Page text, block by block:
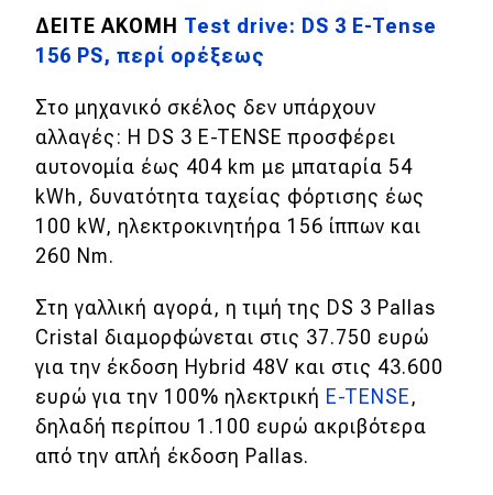
ΔΕΙΤΕ ΑΚΟΜΗ Test drive: DS 3 E-Tense
156 PS, περί ορέξεως
Στο μηχανικό σκέλος δεν υπάρχουν
αλλαγές: Η DS 3 E-TENSE προσφέρει
αυτονομία έως 404 km με μπαταρία 54
kWh, δυνατότητα ταχείας φόρτισης έως
100 kW, ηλεκτροκινητήρα 156 ίππων και
260 Nm.
Στη γαλλική αγορά, η τιμή της DS 3 Pallas
Cristal διαμορφώνεται στις 37.750 ευρώ
για την έκδοση Hybrid 48V και στις 43.600
ευρώ για την 100% ηλεκτρική E-TENSE,
δηλαδή περίπου 1.100 ευρώ ακριβότερα
από την απλή έκδοση Pallas.